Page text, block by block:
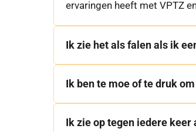
ervaringen heeft met VPTZ
Ik zie het als falen als ik
Ik ben te moe of te druk
Ik zie op tegen iedere